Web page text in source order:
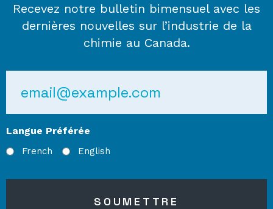
Recevez notre bulletin bimensuel avec les
dernières nouvelles sur l’industrie de la
chimie au Canada.
Langue Préférée
French English
SOUMETTRE